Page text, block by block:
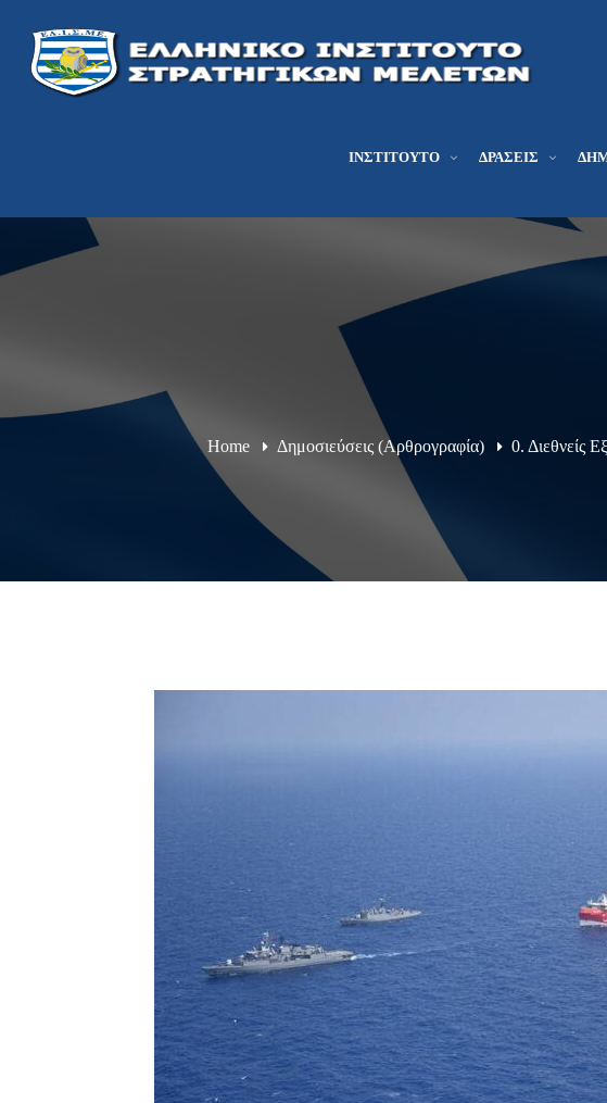
ΙΝΣΤΙΤΟΎΤΟ ΔΡΆΣΕΙΣ
Home Δημοσιεύσεις (Αρθρογραφία) 0. Διεθνείς